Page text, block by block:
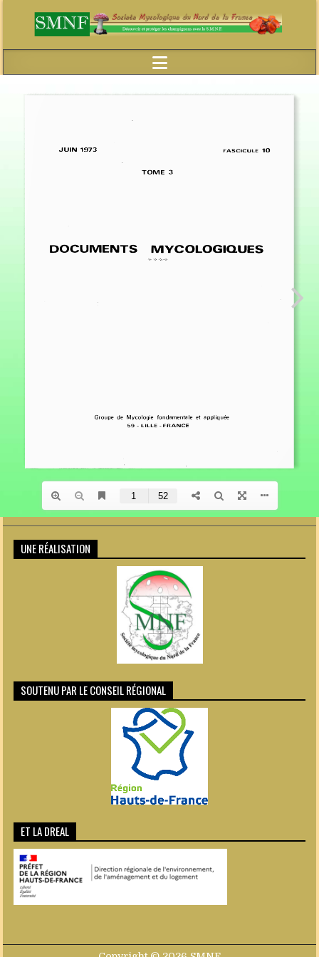
UNE RÉALISATION
SOUTENU PAR LE CONSEIL RÉGIONAL
ET LA DREAL